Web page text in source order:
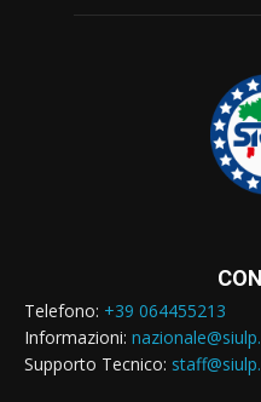
Telefono: +39 064455213
Informazioni:
Supporto Tecnico: